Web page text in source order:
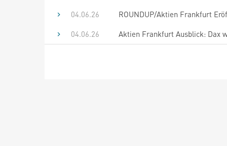
04.06.26
ROUNDUP/Aktien Frankfurt
04.06.26
Aktien Frankfurt Ausblick: Dax